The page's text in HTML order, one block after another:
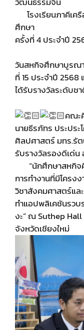
โรงเรียนภาคีเครื
ศึกษา
ครั้งที่ 4 ประจำปี
วันสหกิจศึกษาบูรณา
ที่ 15 ประจำปี
ได้รับรางวัลระดับช
คณะ
นายธีรภัทร ประปร
ศิลปศาสตร์ มทร.รั
รับรางวัลรองดีเด่น
“นักศึกษาสหกิจศึ
การทำงานที่มีโครง
วิชาสังคมศาสตร์แล
ทำแอปพลิเคชันรวบ
งะ” ณ Suthep Hall
จังหวัดเชียงใหม่